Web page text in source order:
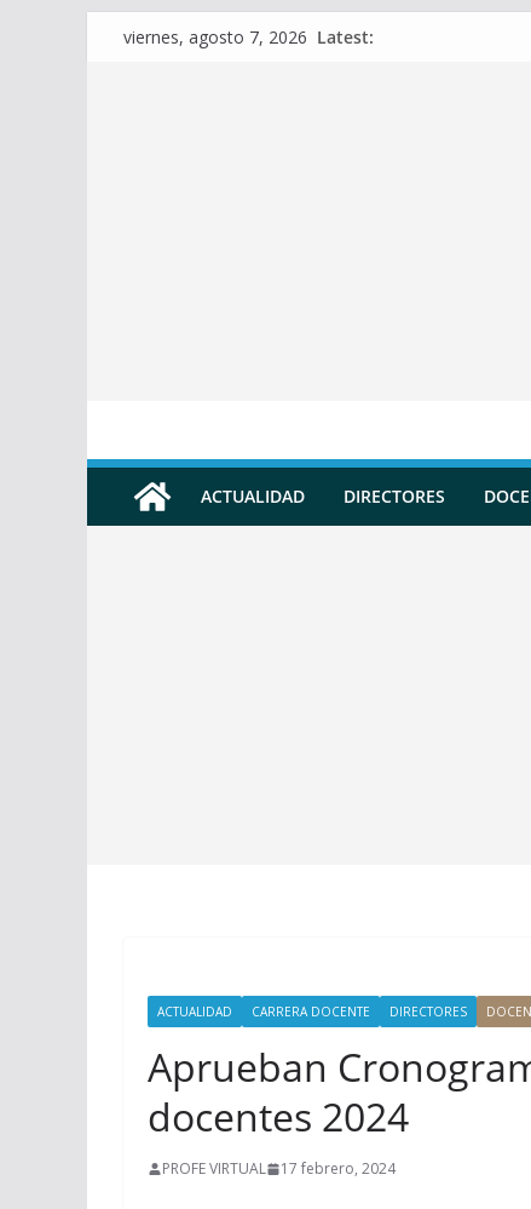
Skipviernes, agosto 7, 2026 Latest:
ACTUALIDAD DIRECTORES
ACTUALIDAD CARRERA DOCENTE DIRECTORES
Aprueban
docentes 2024
PROFE VIRTUAL 17 febrero, 2024